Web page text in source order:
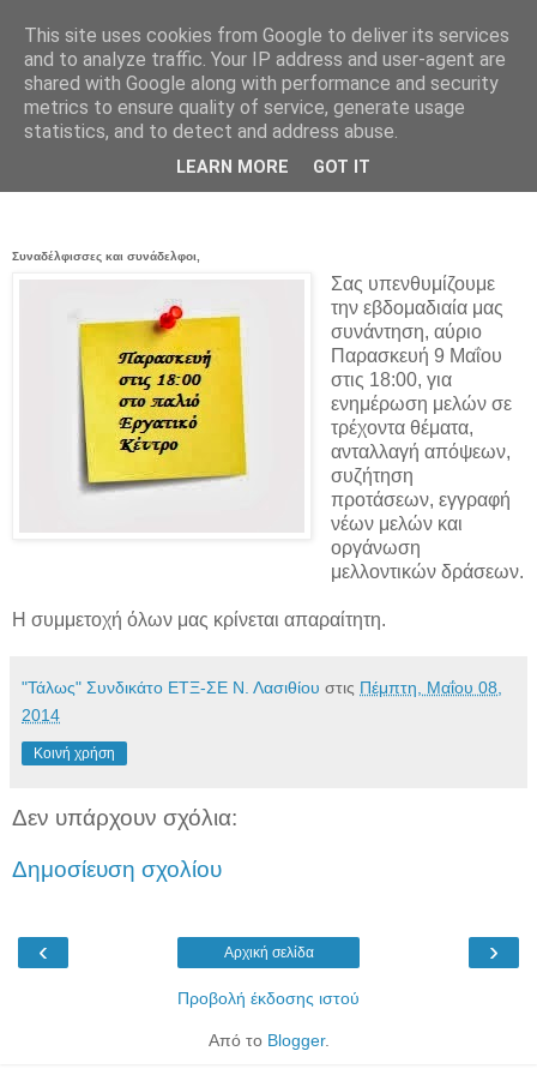
Εβδομαδιαία Συνέλευση
Συναδέλφισσες και συνάδελφοι,
Σας υπενθυμίζουμε
την εβδομαδιαία μας
συνάντηση, αύριο
Παρασκευή 9 Μαΐου
στις 18:00, για
ενημέρωση μελών σε
τρέχοντα θέματα,
ανταλλαγή απόψεων,
συζήτηση
προτάσεων, εγγραφή
νέων μελών και
οργάνωση
μελλοντικών δράσεων.
Η συμμετοχή όλων μας κρίνεται απαραίτητη.
"Τάλως" Συνδικάτο ΕΤΞ-ΣΕ Ν. Λασιθίου στις Πέμπτη, Μαΐου 08,
2014
Κοινή χρήση
Δεν υπάρχουν σχόλια:
Δημοσίευση σχολίου
‹ ›
Αρχική σελίδα
Προβολή έκδοσης ιστού
Από το Blogger.
This site uses cookies from Google to deliver its services
and to analyze traffic. Your IP address and user-agent are
shared with Google along with performance and security
metrics to ensure quality of service, generate usage
statistics, and to detect and address abuse.
LEARN MORE GOT IT